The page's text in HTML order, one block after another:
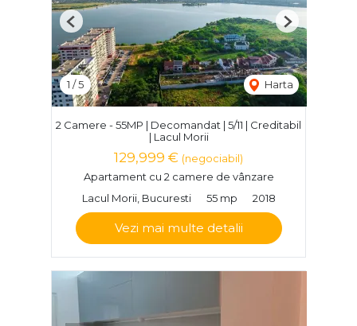
1 /5 Harta
Previous Next
2 Camere - 55MP | Decomandat | 5/11 | Creditabil
| Lacul Morii
129,999 € (negociabil)
Apartament cu 2 camere de vânzare
Lacul Morii, Bucuresti
55 mp 2018
Vezi mai multe detalii